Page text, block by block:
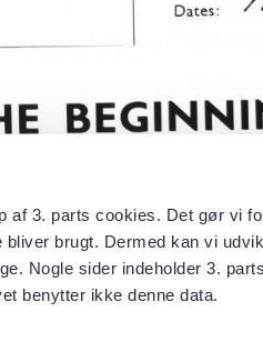
af 3. parts cookies. Det gør vi
brugt. Dermed kan vi
Nogle sider indeholder 3.
benytter ikke denne data.